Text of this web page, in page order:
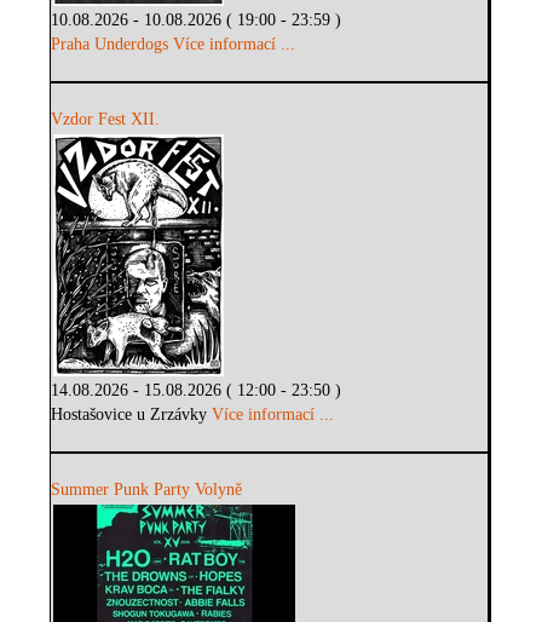
10.08.2026 - 10.08.2026 ( 19:00 - 23:59 )
Praha Underdogs Více informací ...
Vzdor Fest XII.
14.08.2026 - 15.08.2026 ( 12:00 - 23:50 )
Hostašovice u ZrzávkyVíce informací ...
Summer Punk Party Volyně